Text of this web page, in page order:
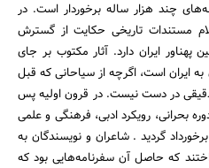
چند هزار ساله برخوردار است. در
مستندات تاریخی حکایت از گسترش
پهناور ایران دارد. آثار مکتوب‌ بر جای
به ایران است، اگرچه از سیاحانی که قبل
دقیقی در دست نیست. در قرون اولیه پس
بحرانی، رویکرد ادبی، فرهنگی و علمی
گردید . شاعران و نویسندگان به
که حاصل آن سفرنامه‌هایی بود که